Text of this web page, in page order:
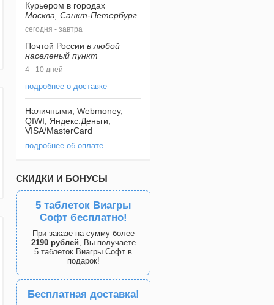
Курьером в городах
Москва, Санкт-Петербург
сегодня - завтра
Почтой России в любой
населеный пункт
4 - 10 дней
подробнее о доставке
Наличными, Webmoney,
QIWI, Яндекс.Деньги,
VISA/MasterCard
подробнее об оплате
СКИДКИ И БОНУСЫ
5 таблеток Виагры
Софт бесплатно!
При заказе на сумму более
2190 рублей, Вы получаете
5 таблеток Виагры Софт в
подарок!
Бесплатная доставка!